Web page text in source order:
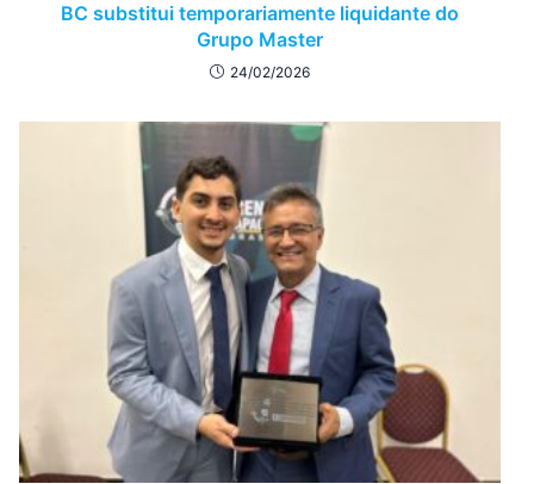
BC substitui temporariamente liquidante do
Grupo Master
24/02/2026